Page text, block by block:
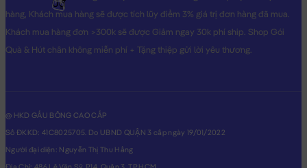
hàng, Khách mua hàng sẽ được tích lũy điểm 3% giá trị đơn hàng đã mua.
Khách mua hàng đơn >300k sẽ được Giảm ngay 30k phí ship. Shop Gói
Quà & Hút chân không miễn phí + Tặng thiệp gửi lời yêu thương.
@ HKD GẤU BÔNG CAO CẤP
Số ĐKKD: 41C8025705. Do UBND QUẬN 3 cấp ngày 19/01/2022
Người đại diện: Nguyễn Thị Thu Hằng